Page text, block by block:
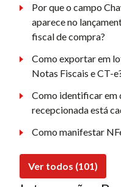
Por que o campo
aparece no
fiscal de compra?
Como exportar em
Notas Fiscais e CT-
Como identificar em
recepcionada está
Como manifestar
Ver todos (101)